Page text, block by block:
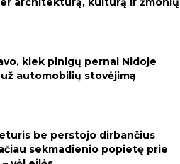
kiek pinigų pernai Nidoje
automobilių stovėjimą
be perstojo dirbančius
sekmadienio popietę prie